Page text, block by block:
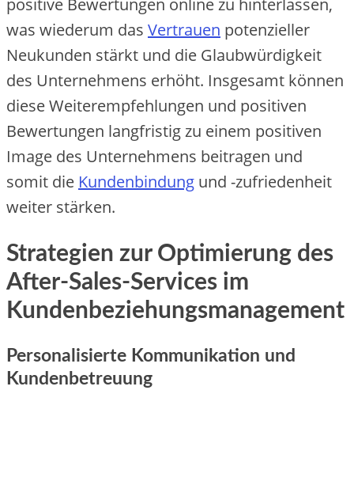
positive Bewertungen online zu hinterlassen,
was wiederum das Vertrauen potenzieller
Neukunden stärkt und die Glaubwürdigkeit
des Unternehmens erhöht. Insgesamt können
diese Weiterempfehlungen und positiven
Bewertungen langfristig zu einem positiven
Image des Unternehmens beitragen und
somit die Kundenbindung und -zufriedenheit
weiter stärken.
Strategien zur Optimierung des
After-Sales-Services im
Kundenbeziehungsmanagement
Personalisierte Kommunikation und
Kundenbetreuung